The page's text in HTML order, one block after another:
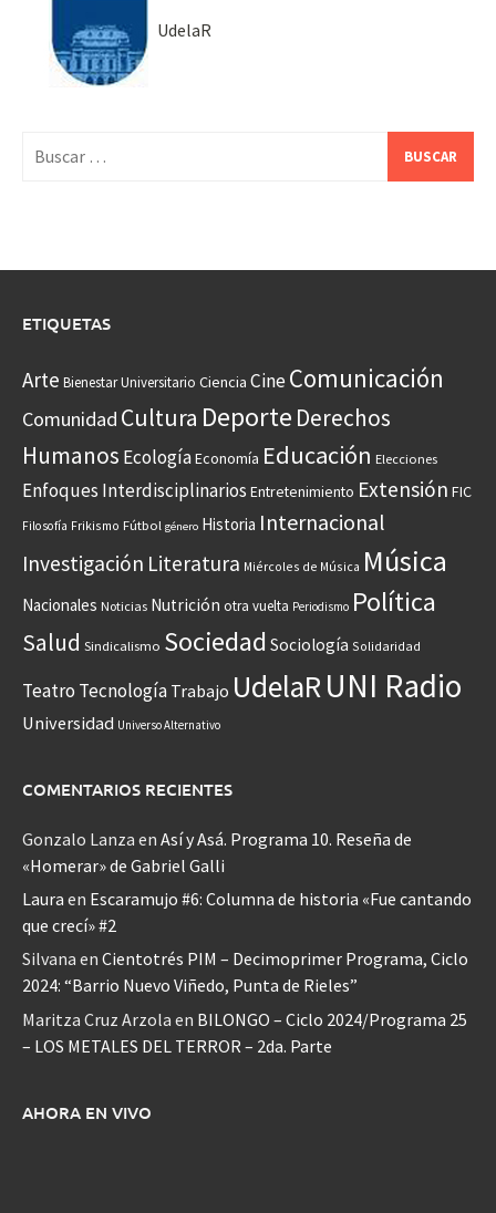
UdelaR
ETIQUETAS
Arte Bienestar Universitario Ciencia CineComunicación
Comunidad Cultura Deporte Derechos
Humanos EcologíaEconomía Educación Elecciones
Enfoques Interdisciplinarios Entretenimiento Extensión FIC
Filosofía Frikismo Fútbol género Historia Internacional
Investigación Literatura Miércoles de Música Música
Nacionales Noticias Nutrición otra vuelta Periodismo Política
Salud Sindicalismo Sociedad Sociología Solidaridad
Teatro Tecnología Trabajo UdelaR UNI Radio
Universidad Universo Alternativo
COMENTARIOS RECIENTES
Gonzalo Lanza en Así y Asá. Programa 10. Reseña de
«Homerar» de Gabriel Galli
Laura en Escaramujo #6: Columna de historia «Fue cantando
que crecí» #2
Silvana en Cientotrés PIM – Decimoprimer Programa, Ciclo
2024: “Barrio Nuevo Viñedo, Punta de Rieles”
Maritza Cruz Arzola en BILONGO – Ciclo 2024/Programa 25
– LOS METALES DEL TERROR – 2da. Parte
AHORA EN VIVO